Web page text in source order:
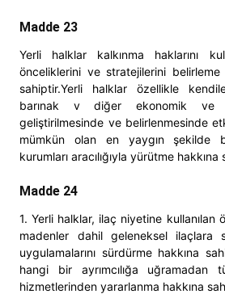
Madde 23
Yerli halklar kalkınma haklarını
önceliklerini ve stratejilerini belirleme
sahiptir.Yerli halklar özellikle
barınak v diğer ekonomik ve
geliştirilmesinde ve belirlenmesinde
mümkün olan en yaygın şekilde
kurumları aracılığıyla yürütme hakkına
Madde 24
1. Yerli halklar, ilaç niyetine kullanılan
madenler dahil geleneksel ilaçlara
uygulamalarını sürdürme hakkına
hangi bir ayrımcılığa uğramadan
hizmetlerinden yararlanma hakkına